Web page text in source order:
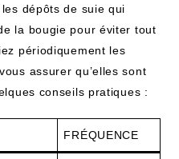
dépôts de suie qui
la bougie pour éviter tout
périodiquement les
assurer qu’elles sont
conseils pratiques :
FRÉQUENCE